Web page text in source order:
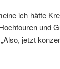
ich hätte
und
jetzt